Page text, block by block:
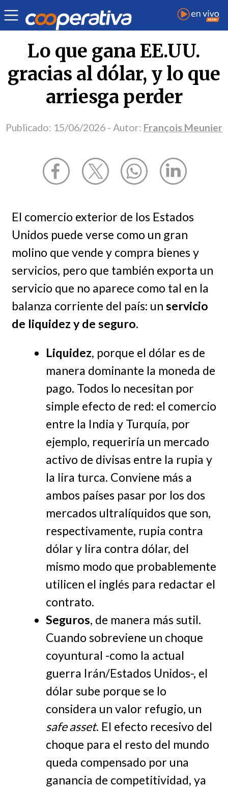
Opinión | François Meunier
Lo que gana EE.UU.
gracias al dólar, y lo que
arriesga perder
Publicado: 15/06/2026 - Autor: François Meunier
El comercio exterior de los Estados
Unidos puede verse como un gran
molino que vende y compra bienes y
servicios, pero que también exporta un
servicio que no aparece como tal en la
balanza corriente del país: un servicio
de liquidez y de seguro.
Liquidez, porque el dólar es de
manera dominante la moneda de
pago. Todos lo necesitan por
simple efecto de red: el comercio
entre la India y Turquía, por
ejemplo, requeriría un mercado
activo de divisas entre la rupia y
la lira turca. Conviene más a
ambos países pasar por los dos
mercados ultralíquidos que son,
respectivamente, rupia contra
dólar y lira contra dólar, del
mismo modo que probablemente
utilicen el inglés para redactar el
contrato.
Seguros, de manera más sutil.
Cuando sobreviene un choque
coyuntural -como la actual
guerra Irán/Estados Unidos-, el
dólar sube porque se lo
considera un valor refugio, un
safe asset. El efecto recesivo del
choque para el resto del mundo
queda compensado por una
ganancia de competitividad, ya